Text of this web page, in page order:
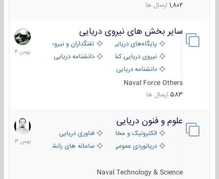
1,802 ارسال ها
سایر بخش های نیروی دریایی
پایگاه‌های دریایی
تفنگداران و نیروهای ویژه‌ی دریایی
نیروی دریایی کشورهای مختلفدانشنامه دریایی
دانشنامه دریایی کپی
Naval Force Others
583 ارسال ها
22
بهمن
1404
علوم و فنون دریایی
الکترونیک و مخابرات دریاییفناوری دریایی
دریانوردی عمومی
سامانه های رانشی دریایی
Naval Technology & Science
6
بهمن
1403